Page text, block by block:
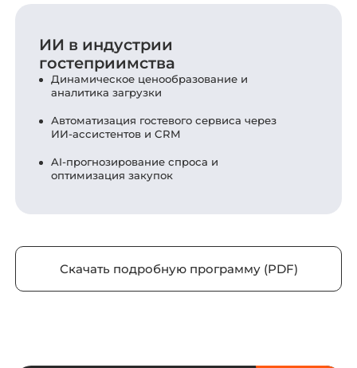
ИИ в индустрии
гостеприимства
Динамическое ценообразование и
аналитика загрузки
Автоматизация гостевого сервиса через
ИИ-ассистентов и CRM
AI-прогнозирование спроса и
оптимизация закупок
Скачать подробную программу (PDF)